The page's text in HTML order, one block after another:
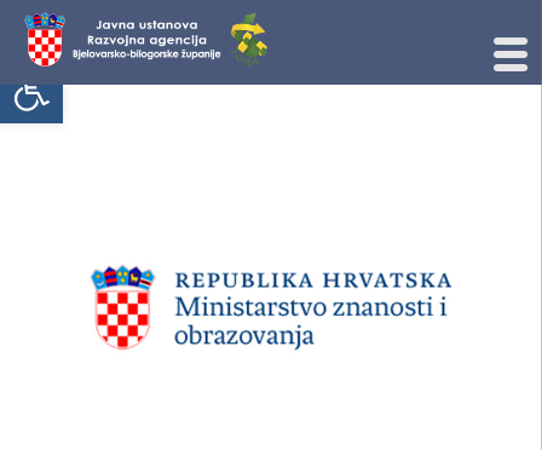
Open toolbar
Skip
to